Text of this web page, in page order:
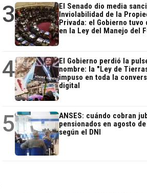
3
El Senado dio media
Inviolabilidad de la
Privada: el Gobierno tuvo
en la Ley del Manejo del
4
El Gobierno perdió la
nombre: la "Ley de
impuso en toda la
digital
5
ANSES: cuándo cobran
pensionados en agosto
según el DNI